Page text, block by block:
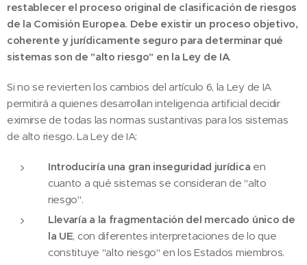
restablecer el proceso original de clasificación de riesgos
de la Comisión Europea. Debe existir un proceso objetivo,
coherente y jurídicamente seguro para determinar qué
sistemas son de "alto riesgo" en la Ley de IA.
Si no se revierten los cambios del artículo 6, la Ley de IA
permitirá a quienes desarrollan inteligencia artificial decidir
eximirse de todas las normas sustantivas para los sistemas
de alto riesgo. La Ley de IA:
Introduciría una gran inseguridad jurídica en
cuanto a qué sistemas se consideran de "alto
riesgo".
Llevaría a la fragmentación del mercado único de
la UE, con diferentes interpretaciones de lo que
constituye "alto riesgo" en los Estados miembros.